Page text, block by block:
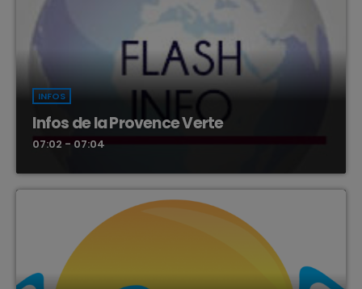
INFOS
Infos de la Provence Verte
07:02 - 07:04